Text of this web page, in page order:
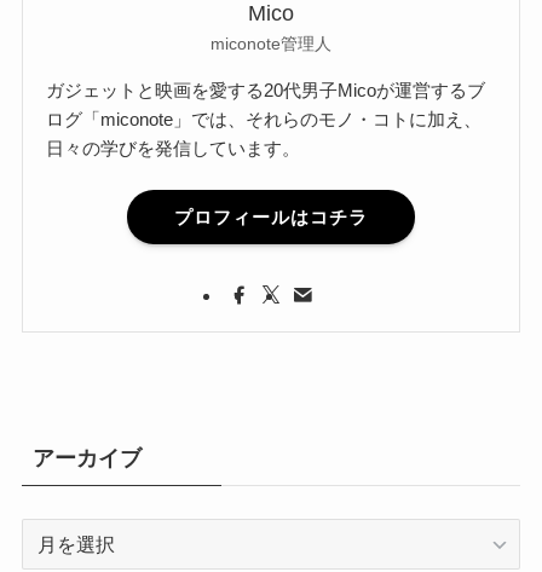
Mico
miconote管理人
ガジェットと映画を愛する20代男子Micoが運営するブ
ログ「miconote」では、それらのモノ・コトに加え、
日々の学びを発信しています。
プロフィールはコチラ
アーカイブ